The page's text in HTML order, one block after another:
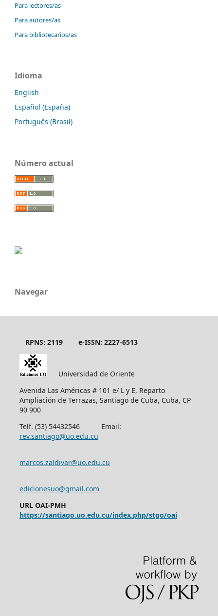
Para lectores/as
Para autores/as
Para bibliotecarios/as
Idioma
English
Español (España)
Português (Brasil)
Número actual
Navegar
RPNS: 2119 e-ISSN: 2227-6513
Universidad de Oriente
Avenida Las Américas # 101 e/ L y E, Reparto
Ampliación de Terrazas, Santiago de Cuba, Cuba, CP
90 900
Telf. (53) 54432546 Email:
rev.santiago@uo.edu.cu
marcos.zaldivar@uo.edu.cu
edicionesuo@gmail.com
URL OAI-PMH
https://santiago.uo.edu.cu/index.php/stgo/oai